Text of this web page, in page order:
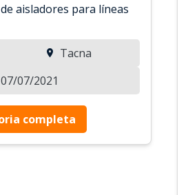
aisladores para líneas
Tacna
07/2021
completa